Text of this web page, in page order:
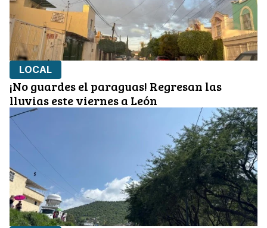
LOCAL
¡No guardes el paraguas! Regresan las
lluvias este viernes a León